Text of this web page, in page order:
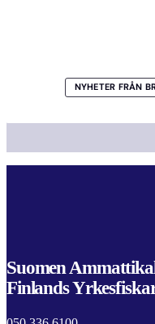
NYHETER FRÅN
Suomen
Finlands